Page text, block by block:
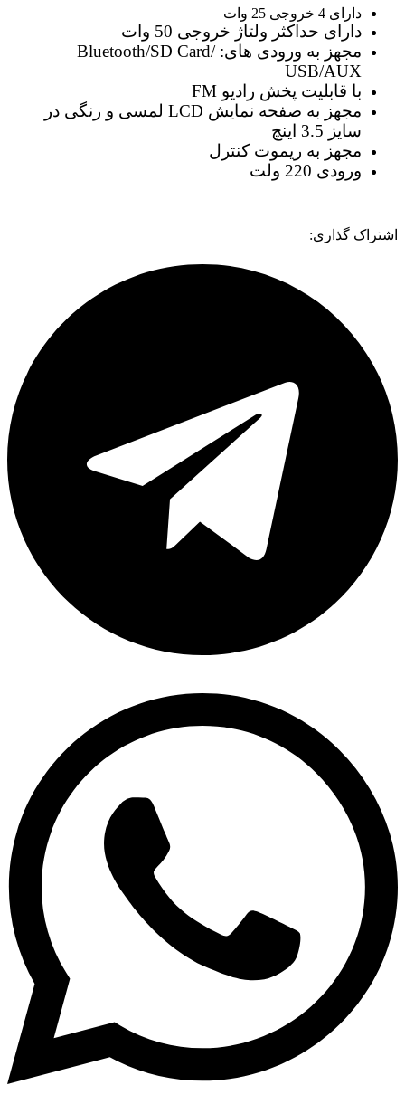
دارای 4 خروجی 25 وات
دارای حداکثر ولتاژ خروجی 50 وات
مجهز به ورودی های: Bluetooth/SD Card/
USB/AUX
با قابلیت پخش رادیو FM
مجهز به صفحه نمایش LCD لمسی و رنگی در
سایز 3.5 اینچ
مجهز به ریموت کنترل
ورودی 220 ولت
اشتراک گذاری: